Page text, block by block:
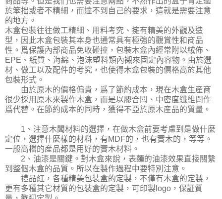
於笨拙或者不精細，而達不到自己的要求，這就是需要注意
的地方。
木盒包裝往往做工精細、用料考究、擁有精美的外觀及造
型，因此木盒包裝其本身也通常具有極強的觀賞性和商品
性。爲保護內部商品免收碰撞，包裝木盒內經常附以絨佈、
EPE、紙質、海綿、泡沫塑料類內襯來固定內容物。由於選
材、做工以及配件的考究，也使得木盒包裝的價格高於其他
包裝形式。
由於原木的價格偏貴，爲了節約成本，現在木盒生産商
很少採用原木來製作木盒，而是以膠合闆、中密度纖維闆作
爲代替。在節約成本的同時，獲得不亞於原木産品的質量。
1、注意木闆材料的選擇，在做木盒前要考慮到是做什麼
定位，選擇什麼樣的材料，有MDF的，也有實木的，等等。
一般高檔的産品都是用好的實木材料。
2、油漆是關鍵。對木盒來說，表麵的油漆效果直接關繫
到整個木盒的品質。所以在製作過程中要特別注意。
禮品紅，各種精美包裝盒的定製，不僅有木盒的定製，
更有多種其它材質的包裝盒的定製，可印製logo，保証質